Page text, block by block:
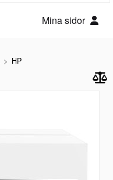
Mina sidor
HP